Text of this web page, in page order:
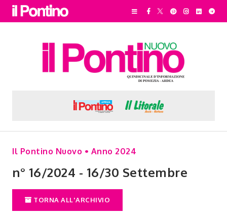
Il Pontino Nuovo • Anno 2024
n° 16/2024 - 16/30 Settembre
TORNA ALL'ARCHIVIO